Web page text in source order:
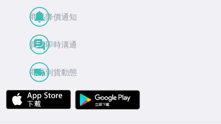
商品降價通知
買賣即時溝通
商品到貨動態
APP Store